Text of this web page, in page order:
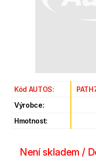
Kód AUTOS:
Výrobce:
Hmotnost:
Není skladem /